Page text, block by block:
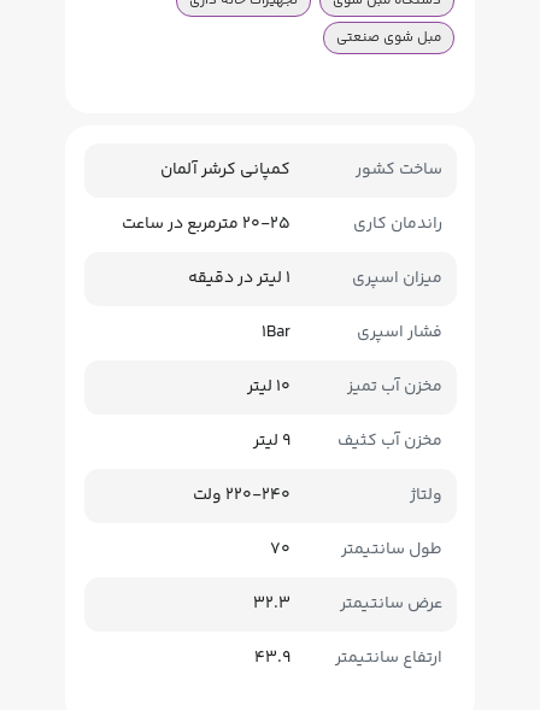
مبل شوی صنعتی
ساخت کشور کمپانی کرشر آلمان
راندمان کاری 20-25 مترمربع در ساعت
میزان اسپری 1 لیتر در دقیقه
فشار اسپری 1Bar
مخزن آب تمیز 10 لیتر
مخزن آب کثیف 9 لیتر
ولتاژ 220-240 ولت
طول سانتیمتر 70
عرض سانتیمتر 32.3
ارتفاع سانتیمتر 43.9